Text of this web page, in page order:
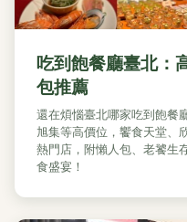
吃到飽餐廳臺北：
包推薦
還在煩惱臺北哪家吃到飽餐
旭集等高價位，饗食天堂、
熱門店，附懶人包、老饕生
食盛宴！